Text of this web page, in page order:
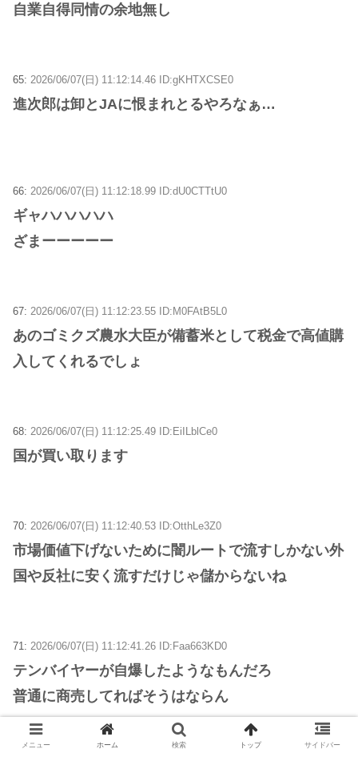
自業自得同情の余地無し
65: 2026/06/07(日) 11:12:14.46 ID:gKHTXCSE0
進次郎は卸とJAに恨まれとるやろなぁ…
66: 2026/06/07(日) 11:12:18.99 ID:dU0CTTtU0
ギャハハハハハ
ざまーーーーー
67: 2026/06/07(日) 11:12:23.55 ID:M0FAtB5L0
あのゴミクズ農水大臣が備蓄米として税金で高値購
入してくれるでしょ
68: 2026/06/07(日) 11:12:25.49 ID:EiILblCe0
国が買い取ります
70: 2026/06/07(日) 11:12:40.53 ID:OtthLe3Z0
市場価値下げないために闇ルートで流すしかない外
国や反社に安く流すだけじゃ儲からないね
71: 2026/06/07(日) 11:12:41.26 ID:Faa663KD0
テンバイヤーが自爆したようなもんだろ
普通に商売してればそうはならん
メニュー ホーム 検索 トップ サイドバー